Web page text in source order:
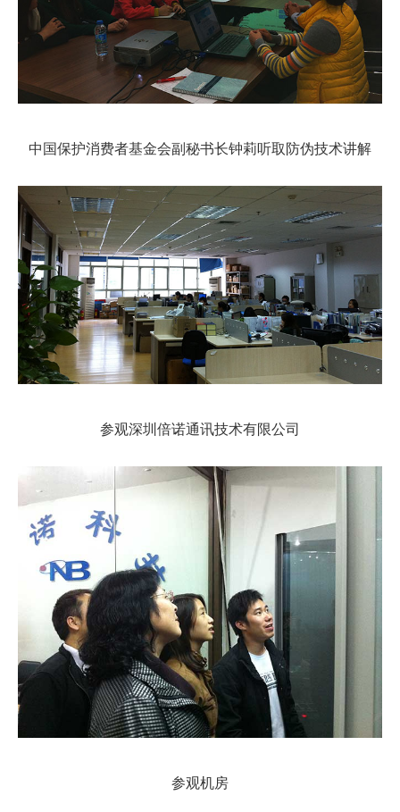
中国保护消费者基金会副秘书长钟莉听取防伪技术讲解
参观深圳倍诺通讯技术有限公司
参观机房